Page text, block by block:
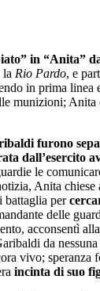
in “Anita”
la Rio Pardo, e
in prima linea
munizioni; Anita
furono
dall’esercito
le
Anita chiese
battaglia per
delle
acconsentì
da nessuna
vivo; speranza
incinta di suo